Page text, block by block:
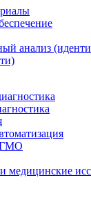
анализ
ГМО
медицинские